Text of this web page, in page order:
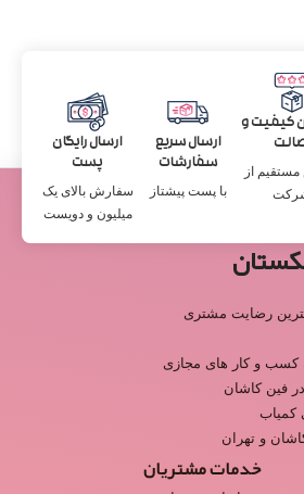
کیفیت و
از
ارسال سریع
سفارشات
با پست پیشتاز
ارسال رایگان
پست
سفارش بالای یک
میلیون و دویست
رضایت مشتری
کسب و کار های مجازی
فین کاشان
کمیاب
و تهران
خدمات مشتریان